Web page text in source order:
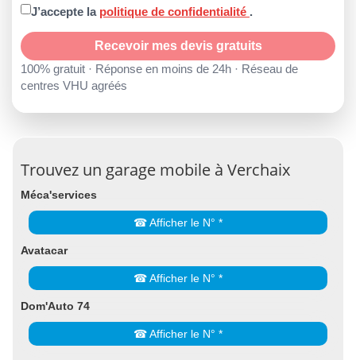
J’accepte la politique de confidentialité .
Recevoir mes devis gratuits
100% gratuit · Réponse en moins de 24h · Réseau de
centres VHU agréés
Trouvez un garage mobile à Verchaix
Méca'services
☎ Afficher le N° *
Avatacar
☎ Afficher le N° *
Dom'Auto 74
☎ Afficher le N° *